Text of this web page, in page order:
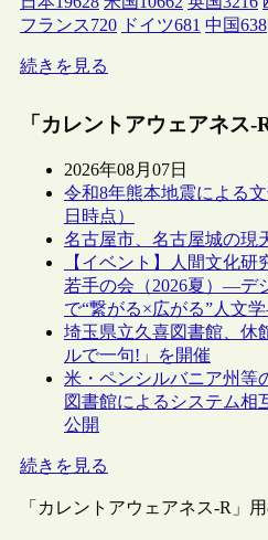
フランス720 ドイツ681 中国638
続きを見る
「カレントアウェアネス-
2026年08月07日
令和8年熊本地震による
日時点）
名古屋市、名古屋城の現
【イベント】人間文化
若手の会（2026夏）―デ
で“繋がる×広がる”人文
埼玉県立久喜図書館、休
ルで一句!」を開催
米・ペンシルバニア州等
図書館によるシステム相
公開
続きを見る
「カレントアウェアネス-R」用